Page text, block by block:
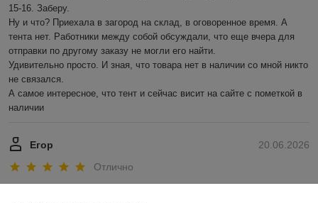
15-16. Заберу.
Ну и что? Приехала в загород на склад, в оговоренное время. А
тента нет. Работники между собой обсуждали, что еще вчера для
отправки по другому заказу не могли его найти.
Удивительно просто. И зная, что товара нет в наличии со мной никто
не связался.
А самое интересное, что тент и сейчас висит на сайте с пометкой в
наличии
20.06.2026
Егор
Отлично